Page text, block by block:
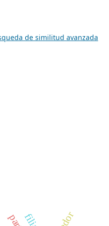
de similitud avanzada